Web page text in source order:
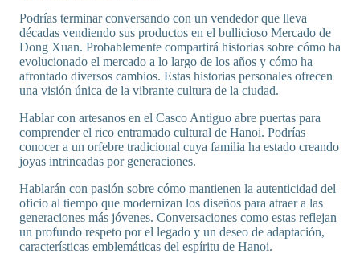
Podrías terminar conversando con un vendedor que lleva
décadas vendiendo sus productos en el bullicioso Mercado de
Dong Xuan. Probablemente compartirá historias sobre cómo ha
evolucionado el mercado a lo largo de los años y cómo ha
afrontado diversos cambios. Estas historias personales ofrecen
una visión única de la vibrante cultura de la ciudad.
Hablar con artesanos en el Casco Antiguo abre puertas para
comprender el rico entramado cultural de Hanoi. Podrías
conocer a un orfebre tradicional cuya familia ha estado creando
joyas intrincadas por generaciones.
Hablarán con pasión sobre cómo mantienen la autenticidad del
oficio al tiempo que modernizan los diseños para atraer a las
generaciones más jóvenes. Conversaciones como estas reflejan
un profundo respeto por el legado y un deseo de adaptación,
características emblemáticas del espíritu de Hanoi.